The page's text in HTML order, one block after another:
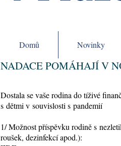
Domů Novinky
NADACE POMÁHAJÍ V
Dostala se vaše rodina do tíživé
s dětmi v souvislosti s pandemií
1/ Možnost příspěvku rodině s
roušek, dezinfekcí apod.):